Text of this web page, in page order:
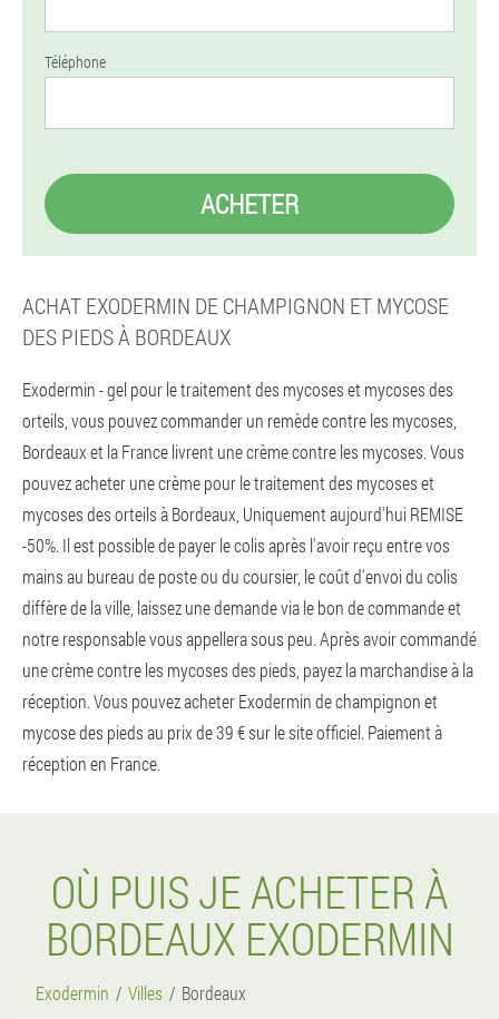
Téléphone
ACHETER
ACHAT EXODERMIN DE CHAMPIGNON ET MYCOSE
DES PIEDS À BORDEAUX
Exodermin - gel pour le traitement des mycoses et mycoses des
orteils, vous pouvez commander un remède contre les mycoses,
Bordeaux et la France livrent une crème contre les mycoses. Vous
pouvez acheter une crème pour le traitement des mycoses et
mycoses des orteils à Bordeaux, Uniquement aujourd'hui REMISE
-50%. Il est possible de payer le colis après l'avoir reçu entre vos
mains au bureau de poste ou du coursier, le coût d'envoi du colis
diffère de la ville, laissez une demande via le bon de commande et
notre responsable vous appellera sous peu. Après avoir commandé
une crème contre les mycoses des pieds, payez la marchandise à la
réception. Vous pouvez acheter Exodermin de champignon et
mycose des pieds au prix de 39 € sur le site officiel. Paiement à
réception en France.
OÙ PUIS JE ACHETER À
BORDEAUX EXODERMIN
Exodermin Villes Bordeaux